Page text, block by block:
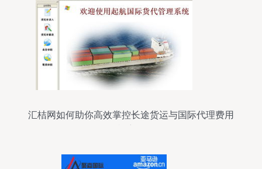
汇桔网如何助你高效掌控长途货运与国际代理费用